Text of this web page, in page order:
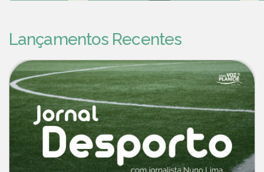
Lançamentos Recentes